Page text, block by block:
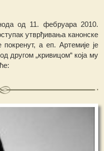
од 11. фебруара 2010.
утврђивања канонске
покренут, а еп. Артемије је
другом „кривицом“ која му